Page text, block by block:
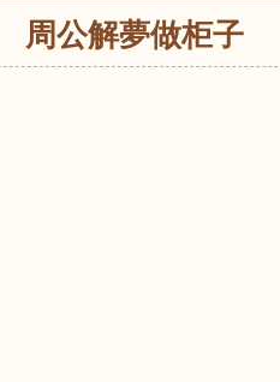
周公解夢做柜子